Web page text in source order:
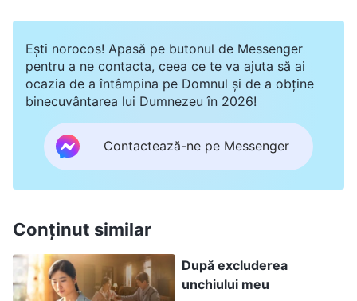
transferate în siguranță m-am simțit, în sfârșit,
despovărată.
Ulterior, din cauza trădării unei Iude, tot mai mulți
conținând cuvintele lui Dumnezeu au continuat
să fie confiscate de poliție. Pe 14 ianuarie 2022,
Yang Hong, gazda mea, a fost și el arestat de
poliție. Fără un loc potrivit unde să stau, m-am
gândit să fug repede ca să scap, spunându-mi:
„Dacă mă prinde poliția, o să îndur torturi
groaznice. Dacă nu rezist și Îl trădez pe
Ești norocos! Apasă pe butonul de Messenger
pentru a ne contacta, ceea ce te va ajuta să ai
ocazia de a întâmpina pe Domnul și de a obține
binecuvântarea lui Dumnezeu în 2026!
Contactează-ne pe Messenger
Conținut similar
După excluderea
unchiului meu